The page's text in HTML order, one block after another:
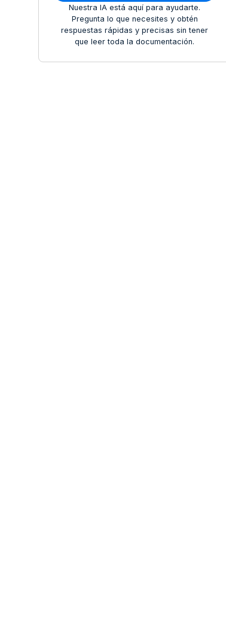
Nuestra IA está aquí para ayudarte.
Pregunta lo que necesites y obtén
respuestas rápidas y precisas sin tener
que leer toda la documentación.